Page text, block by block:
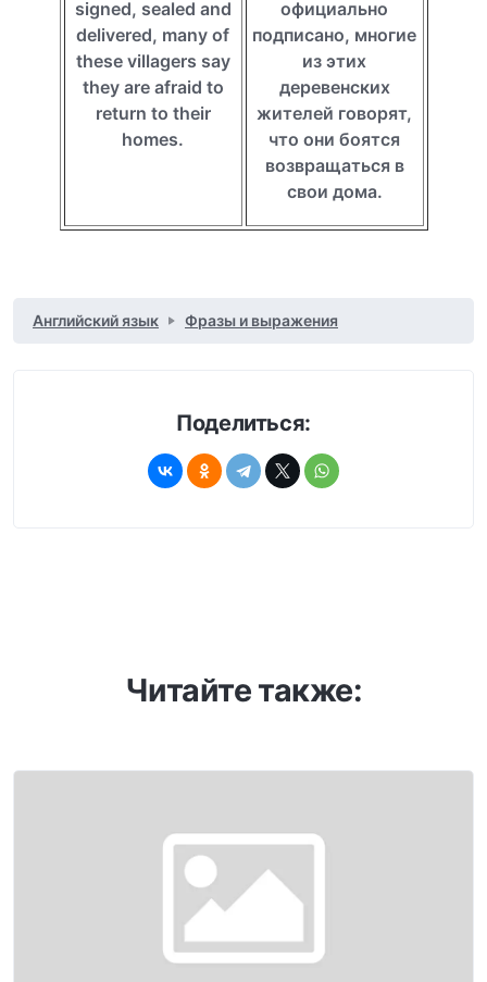
signed, sealed and
delivered, many of
these villagers say
they are afraid to
return to their
homes.
официально
подписано, многие
из этих
деревенских
жителей говорят,
что они боятся
возвращаться в
свои дома.
Английский язык Фразы и выражения
Поделиться:
Читайте также: